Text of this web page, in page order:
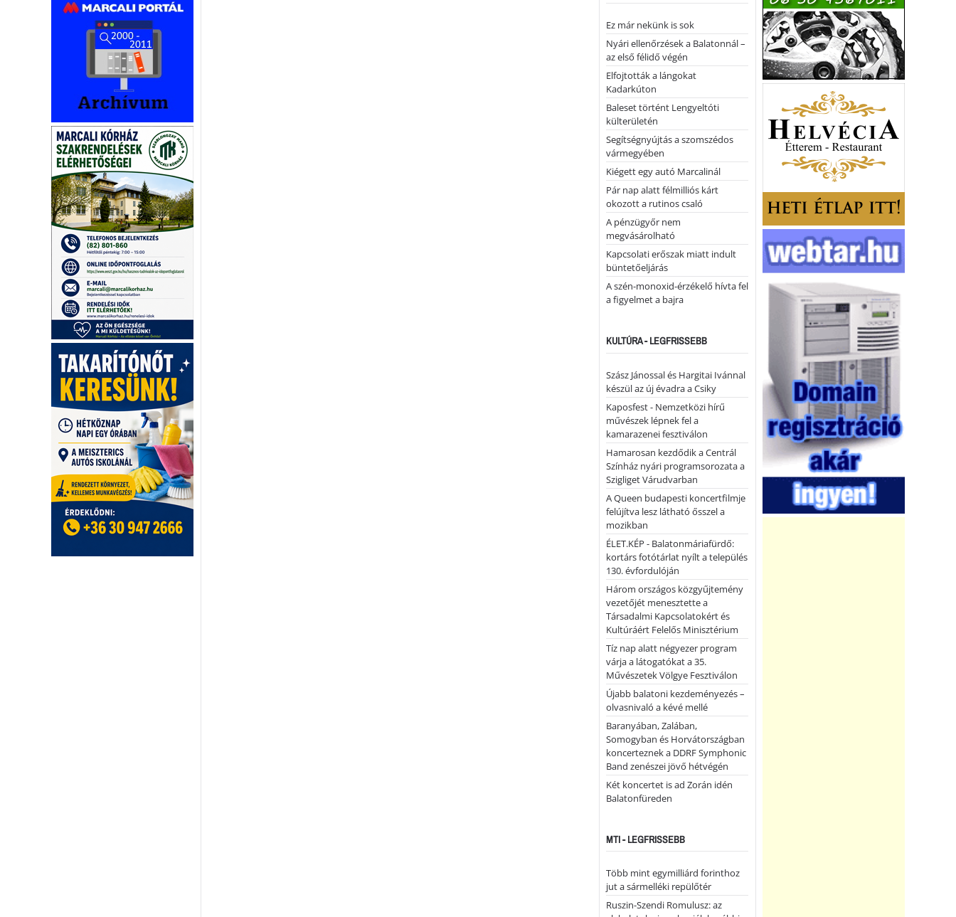
Ez már nekünk is sok
Nyári ellenőrzések a Balatonnál –
az első félidő végén
Elfojtották a lángokat
Kadarkúton
Baleset történt Lengyeltóti
külterületén
Segítségnyújtás a szomszédos
vármegyében
Kiégett egy autó Marcalinál
Pár nap alatt félmilliós kárt
okozott a rutinos csaló
A pénzügyőr nem
megvásárolható
Kapcsolati erőszak miatt indult
büntetőeljárás
A szén-monoxid-érzékelő hívta fel
a figyelmet a bajra
KULTÚRA - LEGFRISSEBB
Szász Jánossal és Hargitai Ivánnal
készül az új évadra a Csiky
Kaposfest - Nemzetközi hírű
művészek lépnek fel a
kamarazenei fesztiválon
Hamarosan kezdődik a Centrál
Színház nyári programsorozata a
Szigliget Várudvarban
A Queen budapesti koncertfilmje
felújítva lesz látható ősszel a
mozikban
ÉLET.KÉP - Balatonmáriafürdő:
kortárs fotótárlat nyílt a település
130. évfordulóján
Három országos közgyűjtemény
vezetőjét menesztette a
Társadalmi Kapcsolatokért és
Kultúráért Felelős Minisztérium
Tíz nap alatt négyezer program
várja a látogatókat a 35.
Művészetek Völgye Fesztiválon
Újabb balatoni kezdeményezés –
olvasnivaló a kévé mellé
Baranyában, Zalában,
Somogyban és Horvátországban
koncerteznek a DDRF Symphonic
Band zenészei jövő hétvégén
Két koncertet is ad Zorán idén
Balatonfüreden
MTI - LEGFRISSEBB
Több mint egymilliárd forinthoz
jut a sármelléki repülőtér
Ruszin-Szendi Romulusz: az